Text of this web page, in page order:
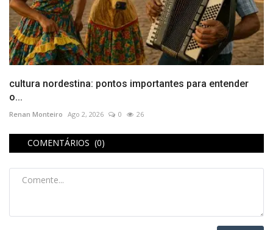
cultura nordestina: pontos importantes para entender
o...
Renan Monteiro Ago 2, 2026 0 26
COMENTÁRIOS (0)